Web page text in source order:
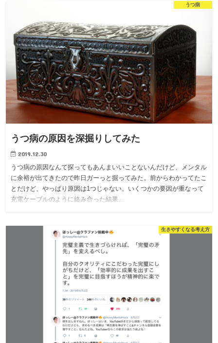
うつ病
うつ病の原因を深掘りしてみた
2019.12.30
うつ病の原因なんて探ってもあんまいいことないんだけど、メンタル
に余裕が出てきたので昨日ガーっと掘ってみた。前からわかってたこ
とだけど、やっぱり原因は1つじゃない。いくつかの要因が重なって
充電ケーブルのように絡み合った結果…
生きやすくなる考え方